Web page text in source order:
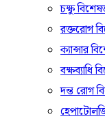
চক্ষু
রক্তরোগ
ক্যান্সার
বক্ষব্যাধি
দন্ত রোগ